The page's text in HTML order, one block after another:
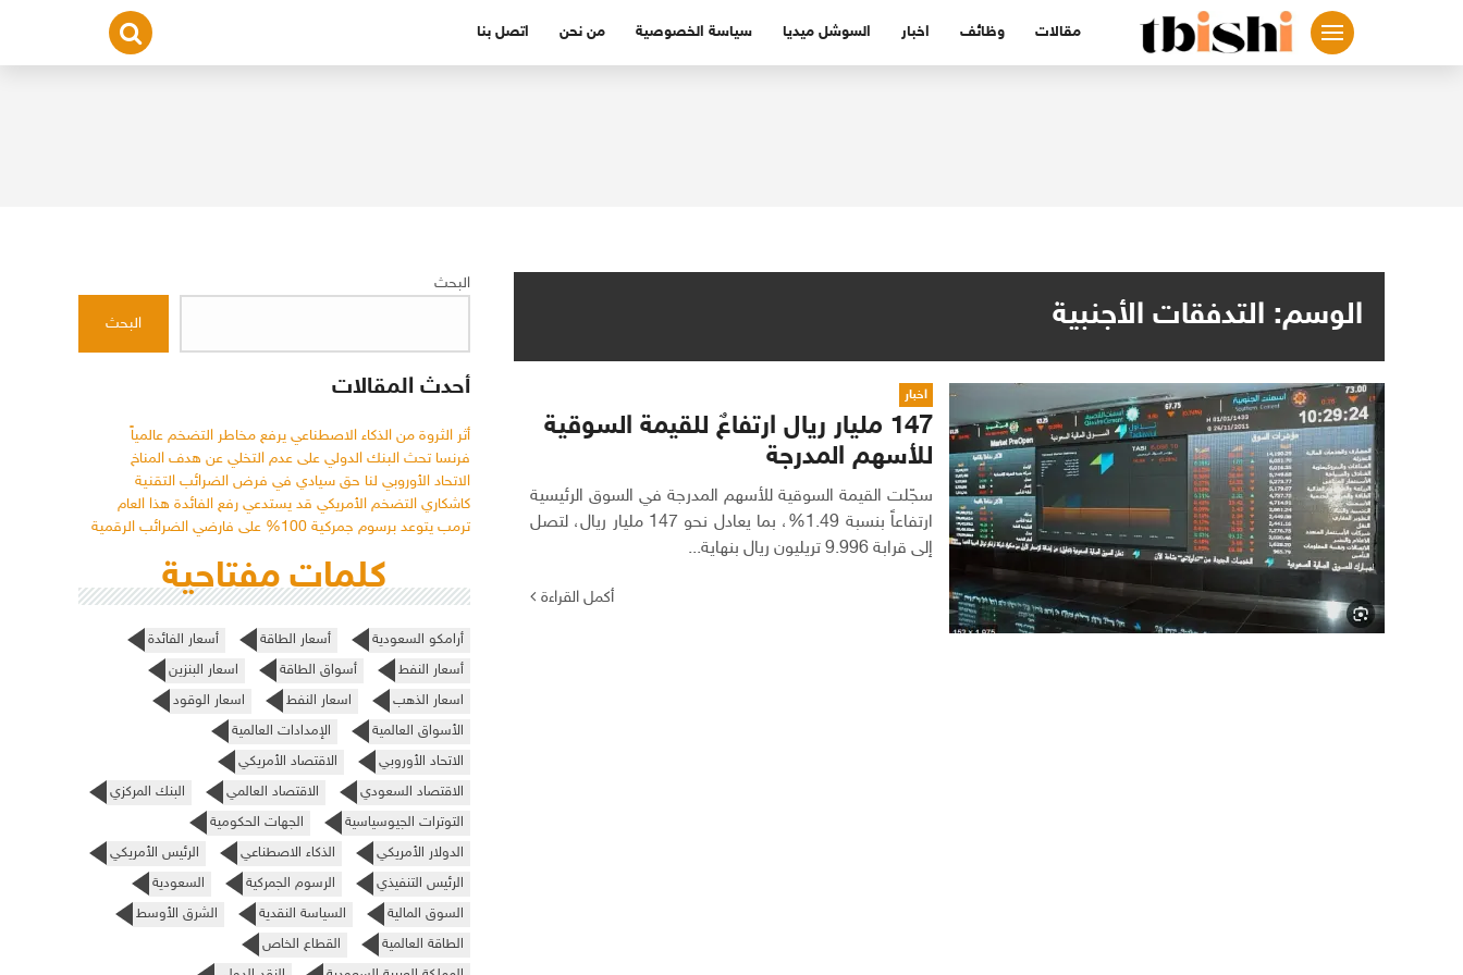
مقالات وظائف اخبار السوشل ميديا سياسة الخصوصية من نحن اتصل بنا
الوسم: التدفقات الأجنبية
اخبار
147 مليار ريال ارتفاعٌ للقيمة السوقية
للأسهم المدرجة
سجّلت القيمة السوقية للأسهم المدرجة في السوق الرئيسية
ارتفاعاً بنسبة 1.49%، بما يعادل نحو 147 مليار ريال، لتصل
إلى قرابة 9.996 تريليون ريال بنهاية...
أكمل القراءة
البحث
البحث
أحدث المقالات
أثر الثروة من الذكاء الاصطناعي يرفع مخاطر التضخم عالمياً
فرنسا تحث البنك الدولي على عدم التخلي عن هدف المناخ
الاتحاد الأوروبي لنا حق سيادي في فرض الضرائب التقنية
كاشكاري التضخم الأمريكي قد يستدعي رفع الفائدة هذا العام
ترمب يتوعد برسوم جمركية 100% على فارضي الضرائب الرقمية
كلمات مفتاحية
أرامكو السعودية أسعار الطاقة
أسعار الفائدة
أسعار النفط
أسواق الطاقة
اسعار البنزين
اسعار الذهب
اسعار النفط
اسعار الوقود
الأسواق العالمية
الإمدادات العالمية
الاتحاد الأوروبي
الاقتصاد الأمريكي
الاقتصاد السعودي
الاقتصاد العالمي
البنك المركزي
التوترات الجيوسياسية
الجهات الحكومية
الدولار الأمريكي
الذكاء الاصطناعي
الرئيس الأمريكي
الرئيس التنفيذي
الرسوم الجمركية
السعودية
السوق المالية
السياسة النقدية
الشرق الأوسط
الطاقة العالمية
القطاع الخاص